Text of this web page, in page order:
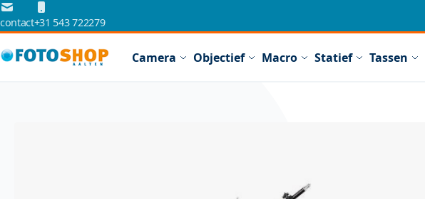
Ga naar de inhoud
contact+31 543 722279
Camera Objectief Macro Statief Tassen